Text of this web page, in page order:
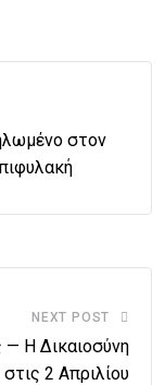
στον
NEXT POST
Η Δικαιοσύνη
στις 2 Απριλίου